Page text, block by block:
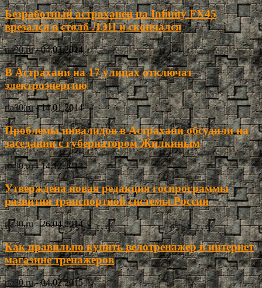
Безработный астраханец на Infinity FX45
врезался в столб ЛЭП и скончался
ria30.ru - 04.03.2014
В Астрахани на 17 улицах отключат
электроэнергию
ria30.ru - 14.01.2014
Проблемы инвалидов в Астрахани обсудили на
заседании с губернатором Жилкиным
ria30.ru - 14.12.2013
Утверждена новая редакция госпрограммы
развития транспортной системы России
ria30.ru - 26.04.2014
Как правильно купить велотренажер в интернет
магазине тренажеров
ria30.ru - 04.02.2015